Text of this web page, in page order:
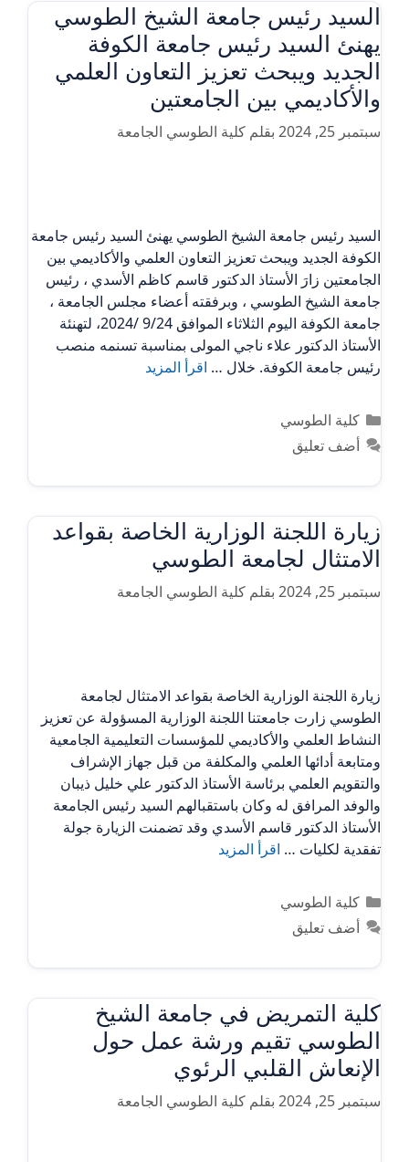
السيد رئيس جامعة الشيخ الطوسي
يهنئ السيد رئيس جامعة الكوفة
الجديد ويبحث تعزيز التعاون العلمي
والأكاديمي بين الجامعتين
سبتمبر 25, 2024 بقلم كلية الطوسي الجامعة
السيد رئيس جامعة الشيخ الطوسي يهنئ السيد رئيس جامعة
الكوفة الجديد ويبحث تعزيز التعاون العلمي والأكاديمي بين
الجامعتين زارَ الأستاذ الدكتور قاسم كاظم الأسدي ، رئيس
جامعة الشيخ الطوسي ، وبرفقته أعضاء مجلس الجامعة ،
جامعة الكوفة اليوم الثلاثاء الموافق 9/24 /2024، لتهنئة
الأستاذ الدكتور علاء ناجي المولى بمناسبة تسنمه منصب
رئيس جامعة الكوفة. خلال … اقرأ المزيد
التصنيفات
كلية الطوسي
أضف تعليق
زيارة اللجنة الوزارية الخاصة بقواعد
الامتثال لجامعة الطوسي
سبتمبر 25, 2024 بقلم كلية الطوسي الجامعة
زيارة اللجنة الوزارية الخاصة بقواعد الامتثال لجامعة
الطوسي زارت جامعتنا اللجنة الوزارية المسؤولة عن تعزيز
النشاط العلمي والأكاديمي للمؤسسات التعليمية الجامعية
ومتابعة أدائها العلمي والمكلفة من قبل جهاز الإشراف
والتقويم العلمي برئاسة الأستاذ الدكتور علي خليل ذيبان
والوفد المرافق له وكان باستقبالهم السيد رئيس الجامعة
الأستاذ الدكتور قاسم الأسدي وقد تضمنت الزيارة جولة
تفقدية لكليات … اقرأ المزيد
التصنيفات
كلية الطوسي
أضف تعليق
كلية التمريض في جامعة الشيخ
الطوسي تقيم ورشة عمل حول
الإنعاش القلبي الرئوي
سبتمبر 25, 2024 بقلم كلية الطوسي الجامعة